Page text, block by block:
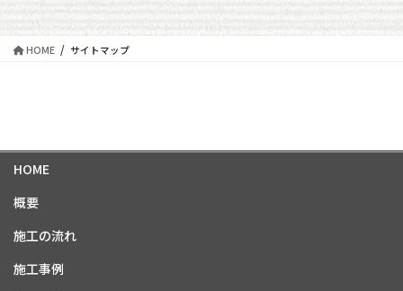
HOME サイトマップ
HOME
概要
施工の流れ
施工事例